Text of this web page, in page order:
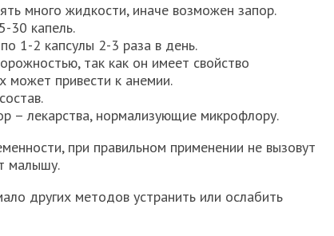
много жидкости, иначе возможен запор.
30 капель.
1-2 капсулы 2-3 раза в день.
так как он имеет свойство
может привести к анемии.
– лекарства, нормализующие микрофлору.
при правильном применении не вызовут
малышу.
других методов устранить или ослабить